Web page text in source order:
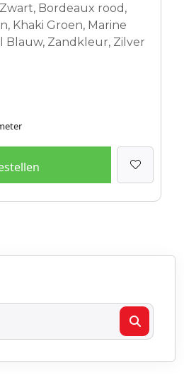
Bordeaux rood,
Khaki Groen, Marine
Blauw, Zandkleur, Zilver